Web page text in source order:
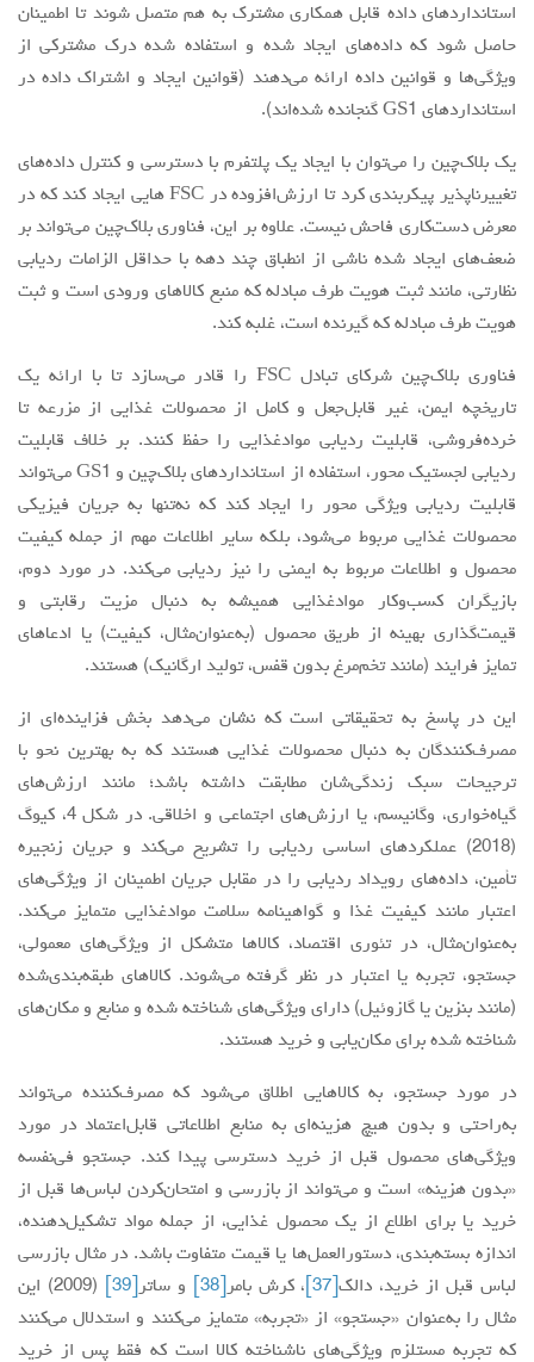
استانداردهای داده قابل همکاری مشترک به هم متصل شوند تا اطمینان
حاصل شود که داده‌های ایجاد شده و استفاده شده درک مشترکی از
ویژگی‌ها و قوانین داده ارائه می‌دهند (قوانین ایجاد و اشتراک داده در
استانداردهای GS1 گنجانده شده‌اند).
یک بلاک‌چین را می‌توان با ایجاد یک پلتفرم با دسترسی و کنترل داده‌های
تغییرناپذیر پیکربندی کرد تا ارزش‌افزوده در FSC ‌هایی ایجاد کند که در
معرض دست‌کاری فاحش نیست. علاوه بر این، فناوری بلاک‌چین می‌تواند بر
ضعف‌های ایجاد شده ناشی از انطباق چند دهه با حداقل الزامات ردیابی
نظارتی، مانند ثبت هویت طرف مبادله که منبع کالاهای ورودی است و ثبت
هویت طرف مبادله که گیرنده است، غلبه کند.
فناوری بلاک‌چین شرکای تبادل FSC را قادر می‌سازد تا با ارائه یک
تاریخچه ایمن، غیر قابل‌جعل و کامل از محصولات غذایی از مزرعه تا
خرده‌فروشی، قابلیت ردیابی موادغذایی را حفظ کنند. بر خلاف قابلیت
ردیابی لجستیک محور، استفاده از استانداردهای بلاک‌چین و GS1 می‌تواند
قابلیت ردیابی ویژگی محور را ایجاد کند که نه‌تنها به جریان فیزیکی
محصولات غذایی مربوط می‌شود، بلکه سایر اطلاعات مهم از جمله کیفیت
محصول و اطلاعات مربوط به ایمنی را نیز ردیابی می‌کند. در مورد دوم،
بازیگران کسب‌وکار موادغذایی همیشه به دنبال مزیت رقابتی و
قیمت‌گذاری بهینه از طریق محصول (به‌عنوان‌مثال، کیفیت) یا ادعاهای
تمایز فرایند (مانند تخم‌مرغ بدون قفس، تولید ارگانیک) هستند.
این در پاسخ به تحقیقاتی است که نشان می‌دهد بخش فزاینده‌ای از
مصرف‌کنندگان به دنبال محصولات غذایی هستند که به بهترین نحو با
ترجیحات سبک زندگی‌شان مطابقت داشته باشد؛ مانند ارزش‌های
گیاه‌خواری، وگانیسم، یا ارزش‌های اجتماعی و اخلاقی. در شکل 4، کیوگ
(2018) عملکردهای اساسی ردیابی را تشریح می‌کند و جریان زنجیره
تأمین، داده‌های رویداد ردیابی را در مقابل جریان اطمینان از ویژگی‌های
اعتبار مانند کیفیت غذا و گواهینامه سلامت موادغذایی متمایز می‌کند.
به‌عنوان‌مثال، در تئوری اقتصاد، کالاها متشکل از ویژگی‌های معمولی،
جستجو، تجربه یا اعتبار در نظر گرفته می‌شوند. کالاهای طبقه‌بندی‌شده
(مانند بنزین یا گازوئیل) دارای ویژگی‌های شناخته شده و منابع و مکان‌های
شناخته شده برای مکان‌یابی و خرید هستند.
در مورد جستجو، به کالاهایی اطلاق می‌شود که ‌مصرف‌کننده می‌تواند
به‌راحتی و بدون هیچ هزینه‌ای به منابع اطلاعاتی قابل‌اعتماد در مورد
ویژگی‌های محصول قبل از خرید دسترسی پیدا کند. جستجو فی‌نفسه
«بدون هزینه» است و می‌تواند از بازرسی و امتحان‌کردن لباس‌ها قبل از
خرید یا برای اطلاع از یک محصول غذایی، از جمله مواد تشکیل‌دهنده،
اندازه بسته‌بندی، دستورالعمل‌ها یا قیمت متفاوت باشد. در مثال بازرسی
لباس قبل از خرید، دالک[37] ، کرش بامر [38] و ساتر [39]
(2009) این
مثال را به‌عنوان «جستجو» از «تجربه» متمایز می‌کنند و استدلال می‌کنند
که تجربه مستلزم ویژگی‌های ناشناخته کالا است که فقط پس از خرید